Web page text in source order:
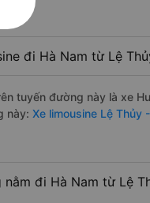
đi Hà Nam từ Lệ
tuyến đường này là xe
này: Xe limousine Lệ Thủy
đi Hà Nam từ Lệ